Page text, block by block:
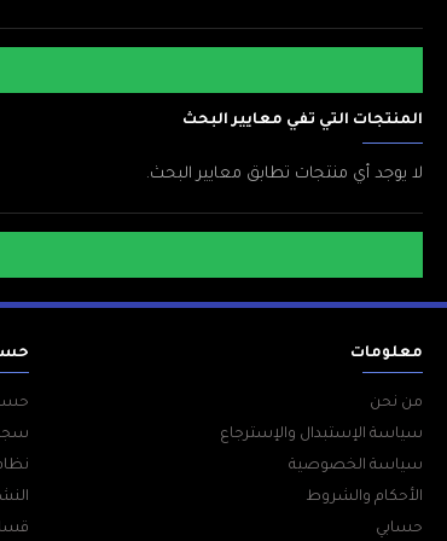
المنتجات التي تفي معايير البحث
لا يوجد أي منتجات تطابق معايير البحث.
معلومات
من نحن
سياسة الإستبدال والإسترجاع
سياسة الخصوصية
الأحكام والشروط
حسابي